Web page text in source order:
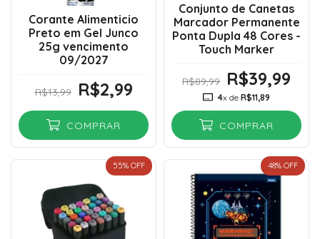
Corante Alimenticio
Preto em Gel Junco
25g vencimento
09/2027
R$13,99 R$2,99
COMPRAR
Conjunto de Canetas
Marcador Permanente
Ponta Dupla 48 Cores -
Touch Marker
R$89,99 R$39,99
4x de R$11,89
COMPRAR
55% OFF 48% OFF